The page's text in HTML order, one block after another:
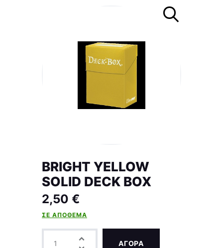
BRIGHT YELLOW
SOLID DECK BOX
2,50 €
ΣΕ ΑΠΌΘΕΜΑ
ΑΓΟΡΑ